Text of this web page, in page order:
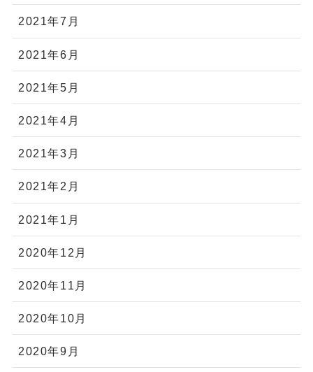
2021年7月
2021年6月
2021年5月
2021年4月
2021年3月
2021年2月
2021年1月
2020年12月
2020年11月
2020年10月
2020年9月